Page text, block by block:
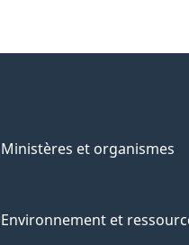
Ministères et organismes
Environnement et